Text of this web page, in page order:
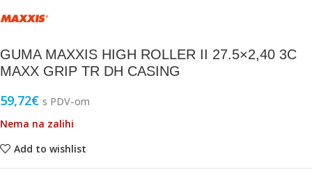
GUMA MAXXIS HIGH ROLLER II 27.5×2,40 3C
MAXX GRIP TR DH CASING
59,72€ s PDV-om
Nema na zalihi
Add to wishlist